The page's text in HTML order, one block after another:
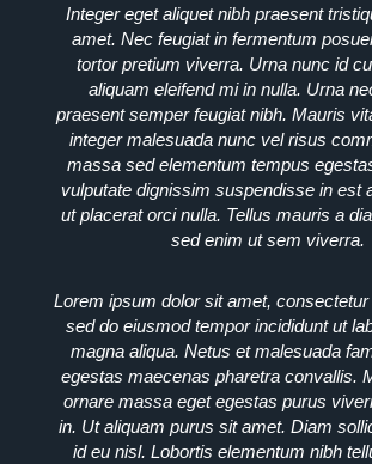
Integer eget aliquet nibh praesent
amet. Nec feugiat in fermentum
tortor pretium viverra. Urna nunc id
aliquam eleifend mi in nulla. Urna
praesent semper feugiat nibh. Mauris
integer malesuada nunc vel risus
massa sed elementum tempus
vulputate dignissim suspendisse in est
ut placerat orci nulla. Tellus mauris a
sed enim ut sem viverra.
Lorem ipsum dolor sit amet, consectetur
sed do eiusmod tempor incididunt ut
magna aliqua. Netus et malesuada
egestas maecenas pharetra convallis.
ornare massa eget egestas purus
in. Ut aliquam purus sit amet. Diam
id eu nisl. Lobortis elementum nibh